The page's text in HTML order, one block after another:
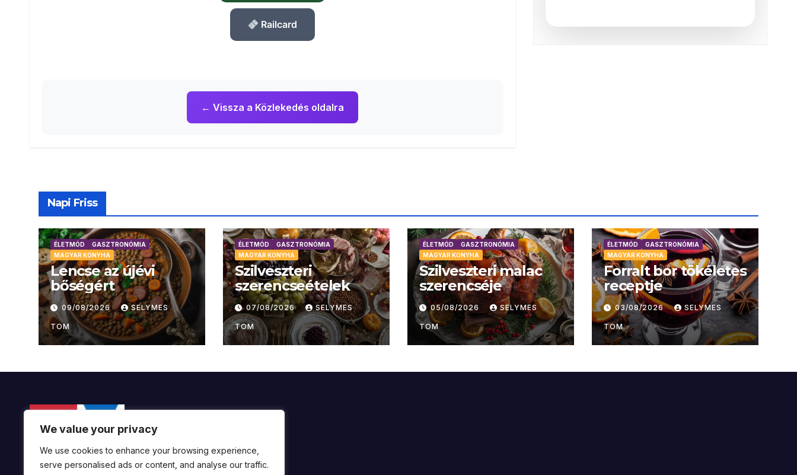
We value your privacy
We use cookies to enhance your browsing experience,
serve personalised ads or content, and analyse our traffic.
Railcard
← Vissza a Közlekedés oldalra
Napi Friss
ÉLETMÓD
GASZTRONÓMIA
MAGYAR KONYHA
Lencse az újévi
bőségért
09/08/2026 SELYMES
TOM
ÉLETMÓD
GASZTRONÓMIA
MAGYAR KONYHA
Szilveszteri
szerencseételek
07/08/2026 SELYMES
TOM
ÉLETMÓD
GASZTRONÓMIA
MAGYAR KONYHA
Szilveszteri malac
szerencséje
05/08/2026 SELYMES
TOM
ÉLETMÓD
GASZTRONÓMIA
MAGYAR KONYHA
Forralt bor tökéletes
receptje
03/08/2026 SELYMES
TOM